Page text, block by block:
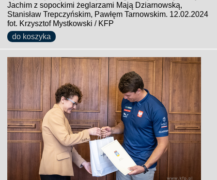
Jachim z sopockimi żeglarzami Mają Dziarnowską,
Stanisław Trepczyńskim, Pawłęm Tarnowskim. 12.02.2024
fot. Krzysztof Mystkowski / KFP
do koszyka